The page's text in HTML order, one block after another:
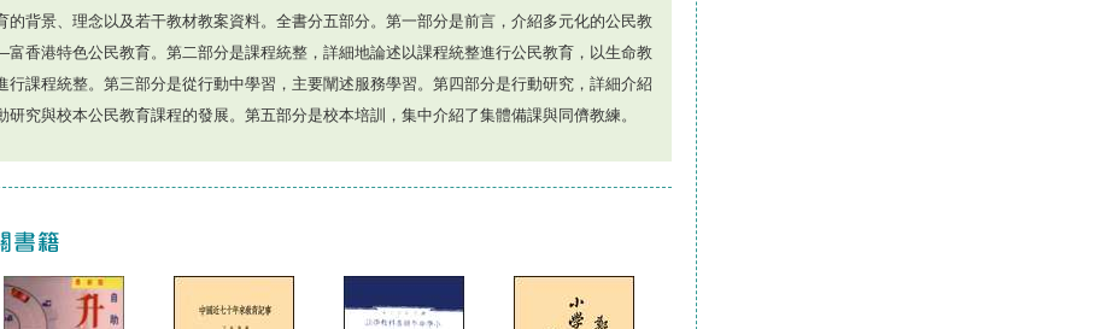
的背景、理念以及若干教材教案資料。全書分五部分。第一部分是前言，介紹多元化的公民教
香港特色公民教育。第二部分是課程統整，詳細地論述以課程統整進行公民教育，以生命教
行課程統整。第三部分是從行動中學習，主要闡述服務學習。第四部分是行動研究，詳細介紹
研究與校本公民教育課程的發展。第五部分是校本培訓，集中介紹了集體備課與同儕教練。